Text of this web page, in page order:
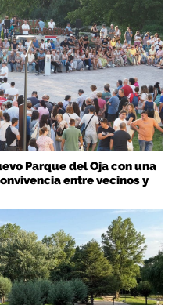
Parque del Oja con una
entre vecinos y